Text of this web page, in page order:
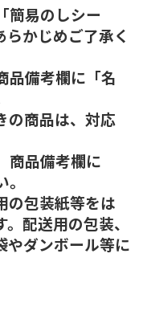
簡易のしシー
かじめご了承く
品備考欄に「名
の商品は、対応
商品備考欄に
の包装紙等をは
配送用の包装、
やダンボール等に